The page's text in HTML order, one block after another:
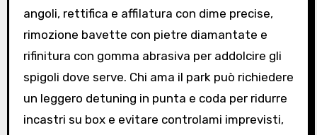
angoli, rettifica e affilatura con dime precise,
rimozione bavette con pietre diamantate e
rifinitura con gomma abrasiva per addolcire gli
spigoli dove serve. Chi ama il park può richiedere
un leggero detuning in punta e coda per ridurre
incastri su box e evitare controlami imprevisti,